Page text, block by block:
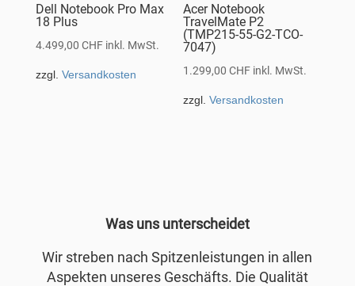
Dell Notebook Pro Max
18 Plus
4.499,00 CHF inkl. MwSt.
zzgl. Versandkosten
Acer Notebook
TravelMate P2
(TMP215-55-G2-TCO-
7047)
1.299,00CHF inkl. MwSt.
zzgl.Versandkosten
Was uns unterscheidet
Wir streben nach Spitzenleistungen in allen
Aspekten unseres Geschäfts. Die Qualität